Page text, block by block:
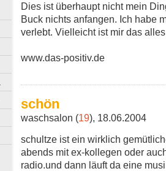
Dies ist überhaupt nicht mein
Buck nichts anfangen. Ich habe
verlebt. Vielleicht ist mir das
www.das-positiv.de
schön
waschsalon (19), 18.06.2004
schultze ist ein wirklich
abends mit ex-kollegen oder
radio.und dann läuft da eine